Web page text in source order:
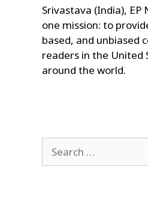
Srivastava (India), EP
one mission: to
based, and unbiased
readers in the United
around the world.
for: